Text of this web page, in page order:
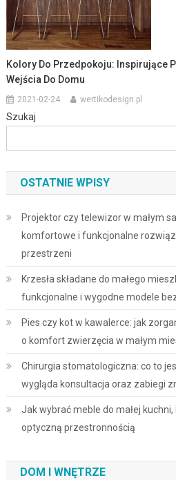
Kolory Do Przedpokoju: Inspirujące
Wejścia Do Domu
2021-02-24 wertikodesign.pl
Szukaj
OSTATNIE WPISY
Projektor czy telewizor w małym
komfortowe i funkcjonalne
przestrzeni
Krzesła składane do małego
funkcjonalne i wygodne modele
Pies czy kot w kawalerce: jak
o komfort zwierzęcia w małym
Chirurgia stomatologiczna: co to
wygląda konsultacja oraz zabiegi
Jak wybrać meble do małej
optyczną przestronnością
DOM I WNĘTRZE